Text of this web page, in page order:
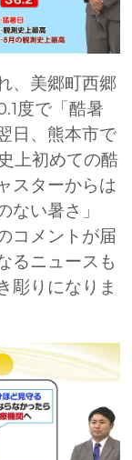
、美郷町西郷
度で「酷暑
日、熊本市で
上初めての酷
スターからは
ない暑さ」
コメントが届
るニュースも
彫りになりま